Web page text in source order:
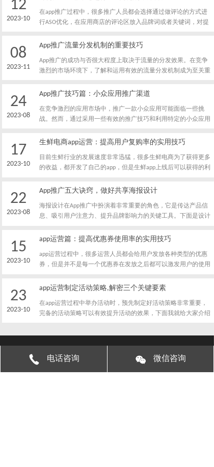
12
2023-10
在app推广过程中，很多推广人员都会选择通过做评论的方式进
行ASO优化，在应用商店的评论区放入品牌词或者关键词，对提
员通过评论进行ASO优化的常用方法有哪些。
08
2023-11
App推广流量分发机制的重要技巧
App推广的成功与否很大程度上取决于流量的分发效果。在竞争
激烈的市场环境下，了解和运用有效的流量分发机制成为至关重
您更好地吸引和引导流量，提升推广效果。
24
2023-08
App推广技巧篇：小众应用推广渠道
在竞争激烈的应用市场中，推广一款小众应用可能面临一些挑
战。然而，通过采用一些有效的推广技巧和利用特定的小众应用
一些App推广技巧和小众应用推广渠道的解析。
17
2023-10
生鲜电商app运营：提高用户复购率的实用技巧
目前生鲜行业的发展速度非常迅猛，很多生鲜电商为了获得更多
的收益，都开发了自己的app，但是生鲜app上线后可以获得的利
介绍一下，生鲜电商app运营人员提高用户复购率的实用技巧都
22
2023-08
App推广五大诀窍，做好共享海报设计
海报设计在App推广中扮演着非常重要的角色，它是传达产品信
息、吸引用户注意力、提升品牌影响力的关键工具。下面是设计
15
2023-10
app运营篇：提高优惠券使用率的实用技巧
app运营过程中，很多运营人员都会给用户发放各种类型的优惠
券，但是并不是每一个优惠券在发放之后都可以激发用户的使用
低，下面我就给大家介绍一下，app运营人员提高优惠券使用率
23
2023-10
app运营制定活动策略,解密三个关键要素
在app运营过程中举办活动时，预先制定好活动策略非常重要，
完备的活动策略可以有效提升活动的效果，下面我就给大家介绍
电话咨询 微信咨询